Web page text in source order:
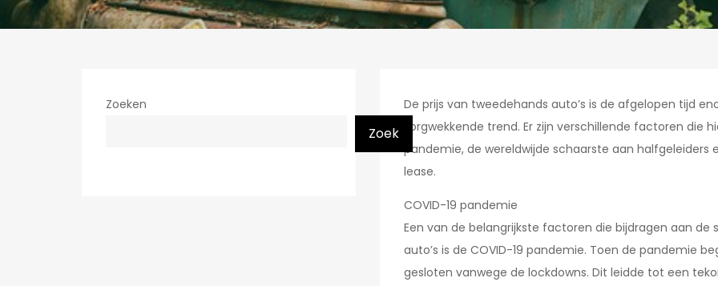
De prijs van tweedehands auto’s is de afgelopen tijd
zorgwekkende trend. Er zijn verschillende factoren die
pandemie, de wereldwijde schaarste aan
lease.
COVID-19 pandemie
Een van de belangrijkste factoren die bijdragen aan de
auto’s is de COVID-19 pandemie. Toen de pandemie
gesloten vanwege de lockdowns. Dit leidde tot een
Zoeken
Zoek